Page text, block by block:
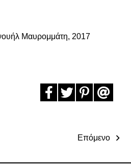
Μαυρομμάτη, 2017
Επόμενο